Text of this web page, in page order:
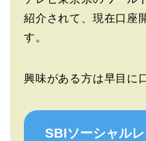
紹介されて、現在口座
す。
興味がある方は早目に
SBIソーシャル